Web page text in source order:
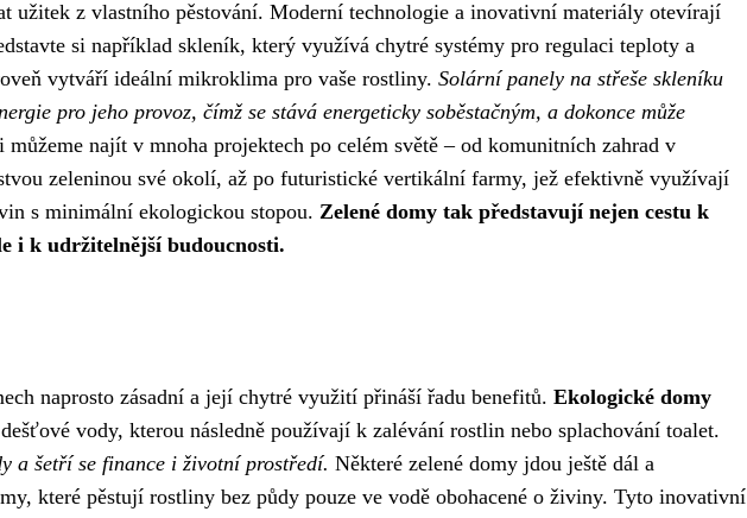
užitek z vlastního pěstování. Moderní technologie a inovativní materiály otevírají
si například skleník, který využívá chytré systémy pro regulaci teploty a
vytváří ideální mikroklima pro vaše rostliny. Solární panely na střeše skleníku
pro jeho provoz, čímž se stává energeticky soběstačným, a dokonce může
můžeme najít v mnoha projektech po celém světě – od komunitních zahrad v
zeleninou své okolí, až po futuristické vertikální farmy, jež efektivně využívají
s minimální ekologickou stopou. Zelené domy tak představují nejen cestu k
i k udržitelnější budoucnosti.
naprosto zásadní a její chytré využití přináší řadu benefitů. Ekologické domy
vody, kterou následně používají k zalévání rostlin nebo splachování toalet.
a šetří se finance i životní prostředí. Některé zelené domy jdou ještě dál a
které pěstují rostliny bez půdy pouze ve vodě obohacené o živiny. Tyto inovativní